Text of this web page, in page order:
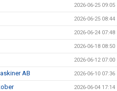
2026-06-25 09:05
2026-06-25 08:44
2026-06-24 07:48
2026-06-18 08:50
2026-06-12 07:00
AB 2026-06-10 07:36
2026-06-04 17:14